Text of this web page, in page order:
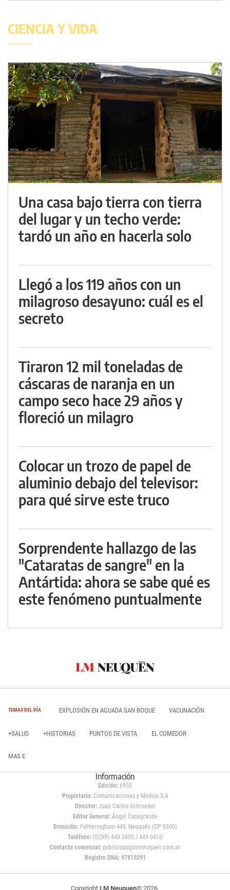
CIENCIA Y VIDA
Una casa bajo tierra con tierra
del lugar y un techo verde:
tardó un año en hacerla solo
Llegó a los 119 años con un
milagroso desayuno: cuál es el
secreto
Tiraron 12 mil toneladas de
cáscaras de naranja en un
campo seco hace 29 años y
floreció un milagro
Colocar un trozo de papel de
aluminio debajo del televisor:
para qué sirve este truco
Sorprendente hallazgo de las
"Cataratas de sangre" en la
Antártida: ahora se sabe qué es
este fenómeno puntualmente
TEMAS DEL DÍA EXPLOSIÓN EN AGUADA SAN ROQUE VACUNACIÓN
+SALUD +HISTORIAS PUNTOS DE VISTA EL COMEDOR
MAS E
Información
Edición: 6952
Propietario:Comunicaciones y Medios S.A
Director: Juan Carlos Schroeder
Editor General:Ángel Casagrande
Domicilio:Fotheringham 445, Neuquén (CP 8300)
Teléfono: (0299) 449 0400 / 449 0410
Contacto comercial: publicidad@lmneuquen.com.ar
Registro DNA: 97810291
Copyright LM Neuquen© 2026,